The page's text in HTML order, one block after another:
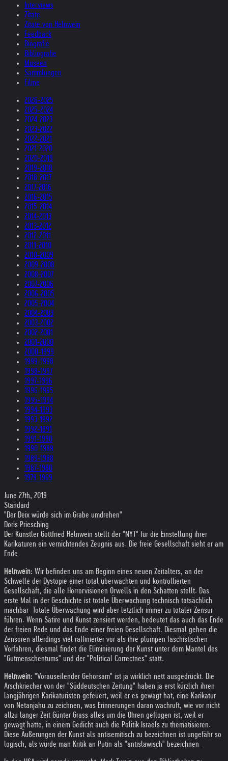
Interviews
Zitate
Zitate von Helnwein
Feedback
Biografie
Bibliografie
Museen
Sammlungen
Filme
2026-2025
2025-2024
2024-2023
2023-2022
2022-2021
2021-2020
2020-2019
2019-2018
2018-2017
2017-2016
2016-2015
2015-2014
2014-2013
2013-2012
2012-2011
2011-2010
2010-2009
2009-2008
2008-2007
2007-2006
2006-2005
2005-2004
2004-2003
2003-2002
2002-2001
2001-2000
2000-1999
1999-1998
1998-1997
1997-1996
1996-1995
1995-1994
1994-1993
1993-1992
1992-1991
1991-1990
1990-1989
1989-1988
1987-1980
1979-1969
June 27th, 2019
Standard
"Der Deix würde sich im Grabe umdrehen"
Doris Priesching
Der Künstler Gottfried Helnwein stellt der "NYT" für die Einstellung ihrer
Karikaturen ein vernichtendes Zeugnis aus. Die freie Gesellschaft sieht er am
Ende
Helnwein: Wir befinden uns am Beginn eines neuen Zeitalters, an der
Schwelle der Dystopie einer total überwachten und kontrollierten
Gesellschaft, die alle Horrorvisionen Orwells in den Schatten stellt. Das
erste Mal in der Geschichte ist totale Überwachung technisch tatsächlich
machbar. Totale Überwachung wird aber letztlich immer zu totaler Zensur
führen. Wenn Satire und Kunst zensiert werden, bedeutet das auch das Ende
der freien Rede und das Ende einer freien Gesellschaft. Diesmal gehen die
Zensoren allerdings viel raffinierter vor als ihre plumpen faschistischen
Vorfahren, diesmal findet die Eliminierung der Kunst unter dem Mantel des
"Gutmenschentums" und der "Political Correctnes" statt.
Helnwein: "Vorauseilender Gehorsam" ist ja wirklich nett ausgedrückt. Die
Arschkriecher von der "Süddeutschen Zeitung" haben ja erst kürzlich ihren
langjährigen Karikaturisten gefeuert, weil er es gewagt hat, eine Karikatur
von Netanjahu zu zeichnen, was Erinnerungen daran wachruft, wie vor nicht
allzu langer Zeit Günter Grass alles um die Ohren geflogen ist, weil er
gewagt hatte, in einem Gedicht auch die Politik Israels zu thematisieren.
Diese Äußerungen der Kunst als antisemitisch zu bezeichnen ist ungefähr so
logisch, als würde man Kritik an Putin als "antislawisch" bezeichnen.